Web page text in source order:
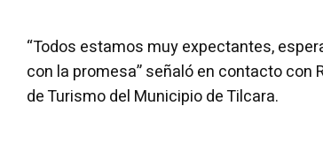
“Todos estamos muy expectantes,
con la promesa” señaló en contacto con
de Turismo del Municipio de Tilcara.